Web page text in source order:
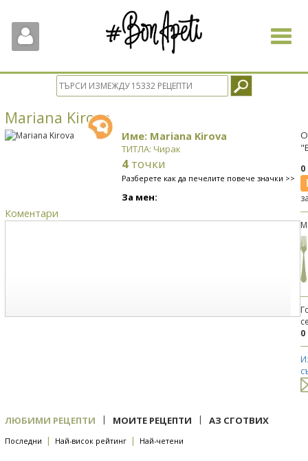
Toggle
Mariana Kirova
Име: Mariana Kirova
ТИТЛА: Чирак
4 точки
Разберете как да печелите повече значки >>
За мен:
Коментари
0
ЛЮБИМИ РЕЦЕПТИ | МОИТЕ РЕЦЕПТИ | АЗ СГОТВИХ
Последни | Най-висок рейтинг | Най-четени